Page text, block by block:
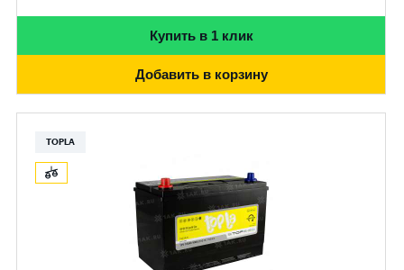
Купить в 1 клик
Добавить в корзину
TOPLA